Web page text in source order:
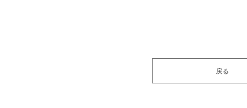
戻る